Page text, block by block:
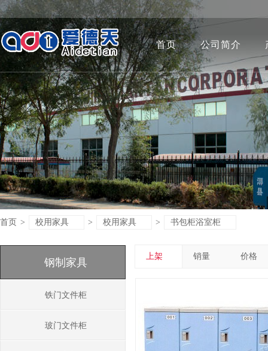
首页 公司简介
首页 > 校用家具 > 校用家具 > 书包柜浴室柜
钢制家具
铁门文件柜
玻门文件柜
上架 销量 价格